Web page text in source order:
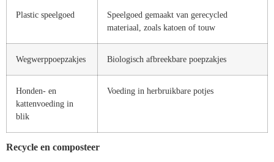
Plastic speelgoed
Speelgoed gemaakt van gerecycled
materiaal, zoals katoen of touw
Wegwerppoepzakjes Biologisch afbreekbare poepzakjes
Honden- en
kattenvoeding in
blik
Voeding in herbruikbare potjes
Recycle en composteer